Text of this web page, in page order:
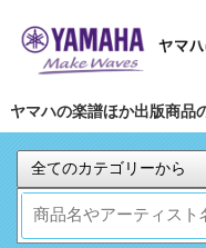
ヤマハの楽譜ほか出版商品